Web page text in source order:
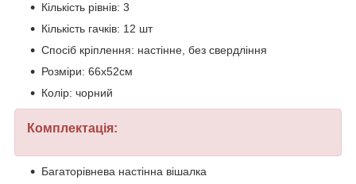
Кількість рівнів: 3
Кількість гачків: 12 шт
Спосіб кріплення: настінне, без свердління
Розміри: 66х52см
Колір: чорний
Комплектація:
Багаторівнева настінна вішалка